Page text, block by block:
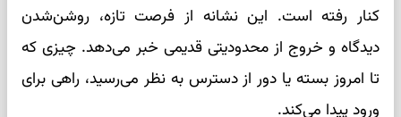
کنار رفته است. این نشانه از فرصت تازه، روشن‌شدن
دیدگاه و خروج از محدودیتی قدیمی خبر می‌دهد. چیزی که
تا امروز بسته یا دور از دسترس به نظر می‌رسید، راهی برای
ورود پیدا می‌کند.